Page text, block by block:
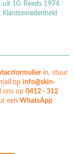
uit 10. Reeds 1974
in, stuur
op info@skin-
ons op0412 - 312
eenWhatsApp